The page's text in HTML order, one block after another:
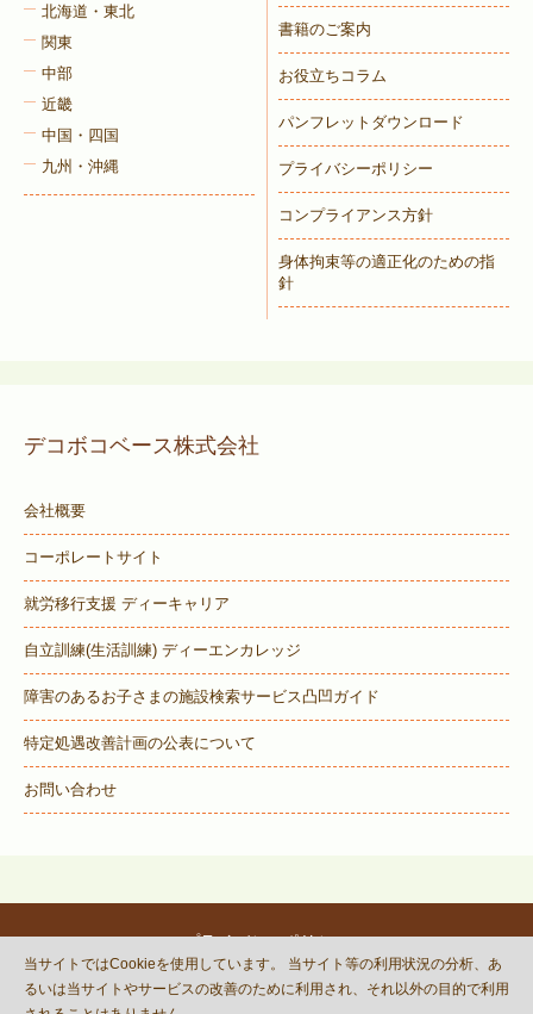
北海道・東北
関東
中部
近畿
中国・四国
九州・沖縄
書籍のご案内
お役立ちコラム
パンフレットダウンロード
プライバシーポリシー
コンプライアンス方針
身体拘束等の適正化のための指
針
デコボコベース株式会社
会社概要
コーポレートサイト
就労移行支援 ディーキャリア
自立訓練(生活訓練) ディーエンカレッジ
障害のあるお子さまの施設検索サービス凸凹ガイド
特定処遇改善計画の公表について
お問い合わせ
プライバシーポリシー
© DECOBOCO BASE Co.,Ltd.
当サイトではCookieを使用しています。 当サイト等の利用状況の分析、あ
るいは当サイトやサービスの改善のために利用され、それ以外の目的で利用